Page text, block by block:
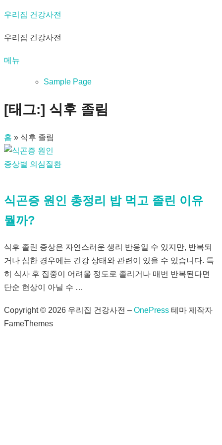
내
으
기
우리집 건강사전
우리집 건강사전
메뉴
Sample Page
[태그:] 식후 졸림
홈 » 식후 졸림
증상별 의심질환
식곤증 원인 총정리 밥 먹고 졸린 이유
뭘까?
식후 졸린 증상은 자연스러운 생리 반응일 수 있지만, 반복되
거나 심한 경우에는 건강 상태와 관련이 있을 수 있습니다. 특
히 식사 후 집중이 어려울 정도로 졸리거나 매번 반복된다면
단순 현상이 아닐 수 …
Copyright © 2026 우리집 건강사전 – OnePress 테마 제작자
FameThemes